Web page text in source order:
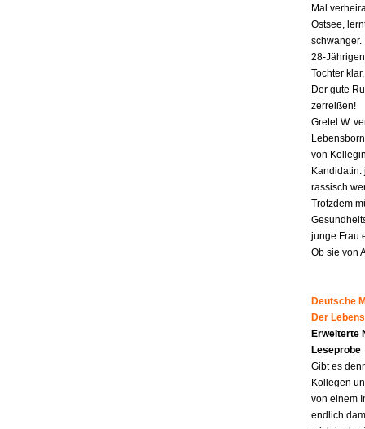
Mal
Ostsee,
schwanger.
28-
Tochter
Der gute
zerreißen!
Gretel W.
von
rassisch
Trotzdem
junge Frau
Ob sie von
Deutsche
Der
Erweiterte
Leseprobe
Gibt es
Kollegen
von einem
endlich